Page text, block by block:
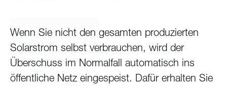
Wenn Sie nicht den gesamten produzierten
Solarstrom selbst verbrauchen, wird der
Überschuss im Normalfall automatisch ins
öffentliche Netz eingespeist. Dafür erhalten Sie